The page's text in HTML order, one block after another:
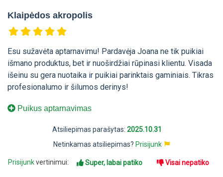
Klaipėdos akropolis
Esu sužavėta aptarnavimu! Pardavėja Joana ne tik puikiai
išmano produktus, bet ir nuoširdžiai rūpinasi klientu. Visada
išeinu su gera nuotaika ir puikiai parinktais gaminiais. Tikras
profesionalumo ir šilumos derinys!
Puikus aptarnavimas
Atsiliepimas parašytas: 2025.10.31
Netinkamas atsiliepimas? Prisijunk
Prisijunkvertinimui: Super, labai patiko Visai nepatiko